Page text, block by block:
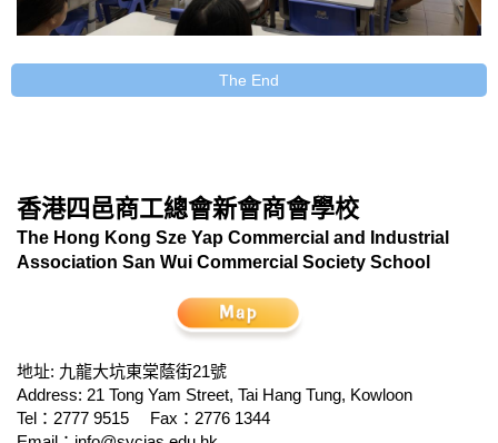
The End
香港四邑商工總會新會商會學校
The Hong Kong Sze Yap Commercial and Industrial
Association San Wui Commercial Society School
地址: 九龍大坑東棠蔭街21號
Address: 21 Tong Yam Street, Tai Hang Tung, Kowloon
Tel：2777 9515
Fax：2776 1344